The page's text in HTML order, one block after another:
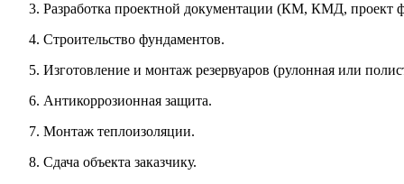
Разработка проектной документации (КМ, КМД, проект
Строительство фундаментов.
Изготовление и монтаж резервуаров (рулонная или
Антикоррозионная защита.
Монтаж теплоизоляции.
Сдача объекта заказчику.